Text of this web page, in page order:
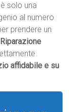
solo una
al numero
prendere un
affidabile e su